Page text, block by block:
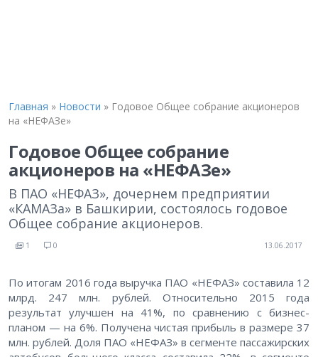
Главная » Новости » Годовое Общее собрание акционеров
на «НЕФАЗе»
Годовое Общее собрание
акционеров на «НЕФАЗе»
В ПАО «НЕФАЗ», дочернем предприятии
«КАМАЗа» в Башкирии, состоялось годовое
Общее собрание акционеров.
1 0 13.06.2017
По итогам 2016 года выручка ПАО «НЕФАЗ» составила 12
млрд. 247 млн. рублей. Относительно 2015 года
результат улучшен на 41%, по сравнению с бизнес-
планом — на 6%. Получена чистая прибыль в размере 37
млн. рублей. Доля ПАО «НЕФАЗ» в сегменте пассажирских